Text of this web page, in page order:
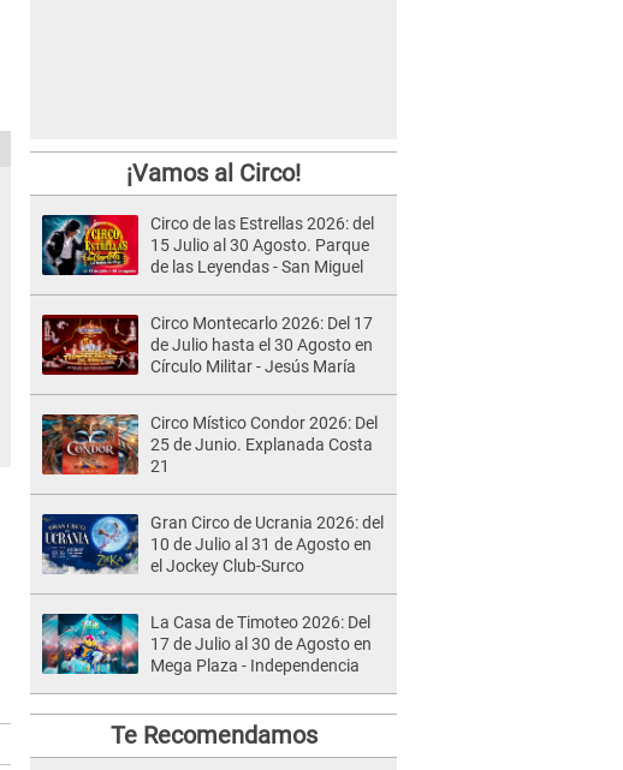
¡Vamos al Circo!
Circo de las Estrellas 2026: del
15 Julio al 30 Agosto. Parque
de las Leyendas - San Miguel
Circo Montecarlo 2026: Del 17
de Julio hasta el 30 Agosto en
Círculo Militar - Jesús María
Circo Místico Condor 2026: Del
25 de Junio. Explanada Costa
21
Gran Circo de Ucrania 2026: del
10 de Julio al 31 de Agosto en
el Jockey Club-Surco
La Casa de Timoteo 2026: Del
17 de Julio al 30 de Agosto en
Mega Plaza - Independencia
Te Recomendamos